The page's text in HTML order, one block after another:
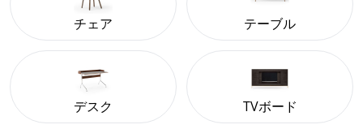
チェア テーブル
デスク TVボード